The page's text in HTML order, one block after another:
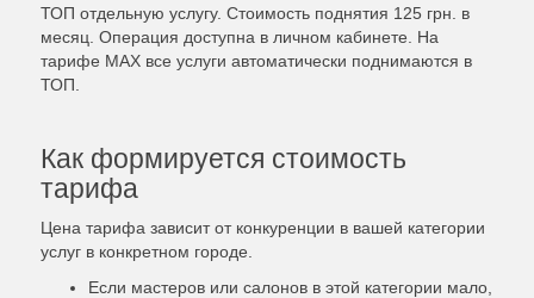
ТОП отдельную услугу. Стоимость поднятия 125 грн. в
месяц. Операция доступна в личном кабинете. На
тарифе MAX все услуги автоматически поднимаются в
ТОП.
Как формируется стоимость
тарифа
Цена тарифа зависит от конкуренции в вашей категории
услуг в конкретном городе.
Если мастеров или салонов в этой категории мало,